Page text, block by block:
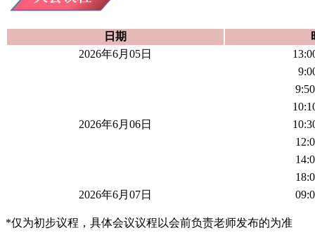
日期
2026年6月05日
2026年6月06日
2026年6月07日
*仅为初步议程，具体会议议程以会前负责老师发布的为准